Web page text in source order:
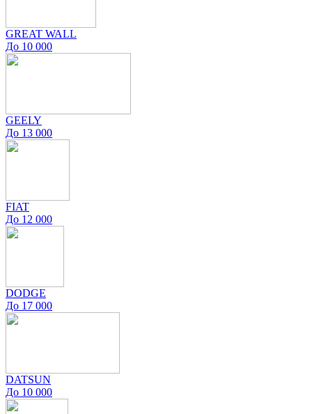
GREAT WALL
До 10 000
GEELY
До 13 000
FIAT
До 12 000
DODGE
До 17 000
DATSUN
До 10 000